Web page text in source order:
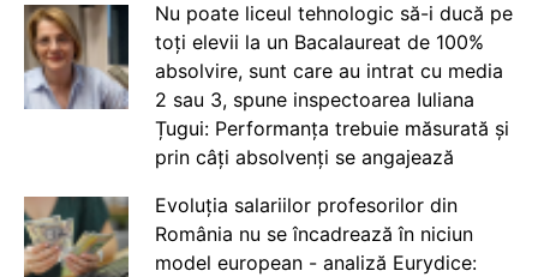
Nu poate liceul tehnologic să-i ducă pe
toți elevii la un Bacalaureat de 100%
absolvire, sunt care au intrat cu media
2 sau 3, spune inspectoarea Iuliana
Țugui: Performanța trebuie măsurată și
prin câți absolvenți se angajează
Evoluția salariilor profesorilor din
România nu se încadrează în niciun
model european - analiză Eurydice: